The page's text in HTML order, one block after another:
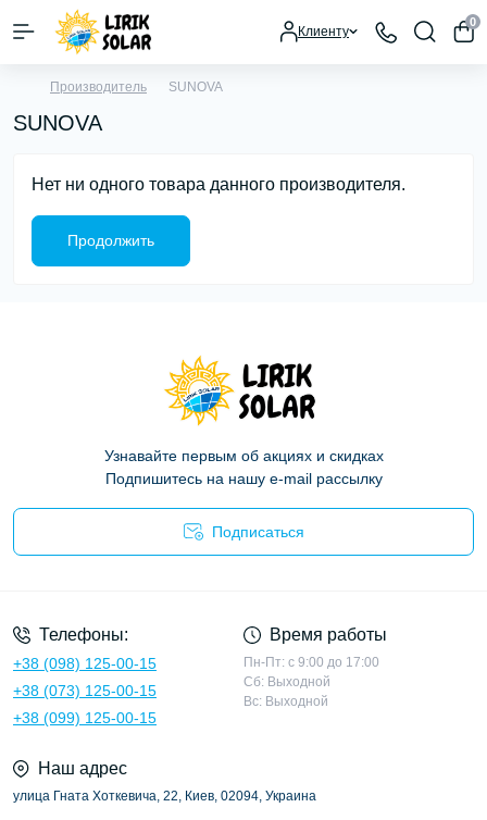
Клиенту
0
Производитель SUNOVA
SUNOVA
Нет ни одного товара данного производителя.
Продолжить
Узнавайте первым об акциях и скидках
Подпишитесь на нашу e-mail рассылку
Подписаться
Телефоны:
+38 (098) 125-00-15
+38 (073) 125-00-15
+38 (099) 125-00-15
Время работы
Пн-Пт: с 9:00 до 17:00
Сб: Выходной
Вс: Выходной
Наш адрес
улица Гната Хоткевича, 22, Киев, 02094, Украина